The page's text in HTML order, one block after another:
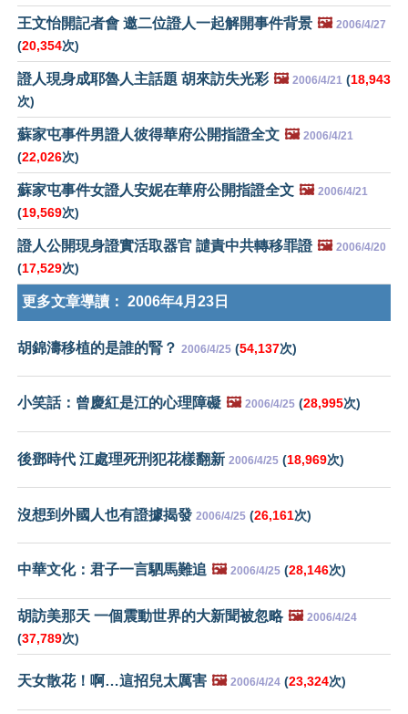
王文怡開記者會 邀二位證人一起解開事件背景 🖼️ 2006/4/27
(20,354次)
證人現身成耶魯人主話題 胡來訪失光彩 🖼️ 2006/4/21 (18,943
次)
蘇家屯事件男證人彼得華府公開指證全文 🖼️ 2006/4/21
(22,026次)
蘇家屯事件女證人安妮在華府公開指證全文 🖼️ 2006/4/21
(19,569次)
證人公開現身證實活取器官 譴責中共轉移罪證 🖼️ 2006/4/20
(17,529次)
更多文章導讀： 2006年4月23日
胡錦濤移植的是誰的腎？ 2006/4/25 (54,137次)
小笑話：曾慶紅是江的心理障礙 🖼️ 2006/4/25 (28,995次)
後鄧時代 江處理死刑犯花樣翻新 2006/4/25 (18,969次)
沒想到外國人也有證據揭發 2006/4/25 (26,161次)
中華文化：君子一言駟馬難追 🖼️ 2006/4/25 (28,146次)
胡訪美那天 一個震動世界的大新聞被忽略 🖼️ 2006/4/24
(37,789次)
天女散花！啊…這招兒太厲害 🖼️ 2006/4/24 (23,324次)